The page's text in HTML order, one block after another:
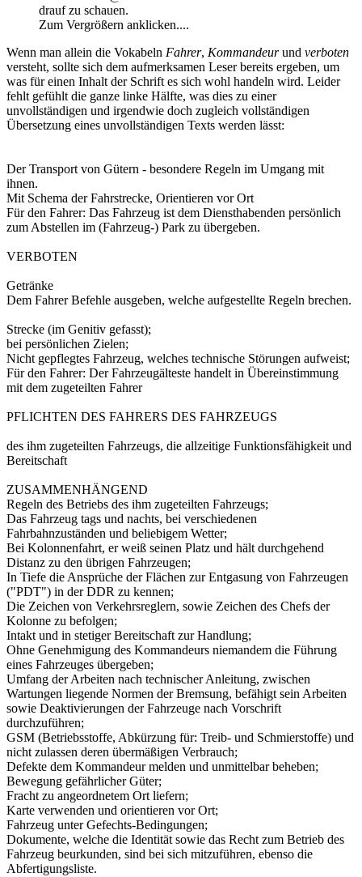
drauf zu schauen.
Zum Vergrößern anklicken....
Wenn man allein die Vokabeln Fahrer, Kommandeurund verboten
versteht, sollte sich dem aufmerksamen Leser bereits ergeben, um
was für einen Inhalt der Schrift es sich wohl handeln wird. Leider
fehlt gefühlt die ganze linke Hälfte, was dies zu einer
unvollständigen und irgendwie doch zugleich vollständigen
Übersetzung eines unvollständigen Texts werden lässt:
Der Transport von Gütern - besondere Regeln im Umgang mit
ihnen.
Mit Schema der Fahrstrecke, Orientieren vor Ort
Für den Fahrer: Das Fahrzeug ist dem Diensthabenden persönlich
zum Abstellen im (Fahrzeug-) Park zu übergeben.
VERBOTEN
Getränke
Dem Fahrer Befehle ausgeben, welche aufgestellte Regeln brechen.
Strecke (im Genitiv gefasst);
bei persönlichen Zielen;
Nicht gepflegtes Fahrzeug, welches technische Störungen aufweist;
Für den Fahrer: Der Fahrzeugälteste handelt in Übereinstimmung
mit dem zugeteilten Fahrer
PFLICHTEN DES FAHRERS DES FAHRZEUGS
des ihm zugeteilten Fahrzeugs, die allzeitige Funktionsfähigkeit und
Bereitschaft
ZUSAMMENHÄNGEND
Regeln des Betriebs des ihm zugeteilten Fahrzeugs;
Das Fahrzeug tags und nachts, bei verschiedenen
Fahrbahnzuständen und beliebigem Wetter;
Bei Kolonnenfahrt, er weiß seinen Platz und hält durchgehend
Distanz zu den übrigen Fahrzeugen;
In Tiefe die Ansprüche der Flächen zur Entgasung von Fahrzeugen
("PDT") in der DDR zu kennen;
Die Zeichen von Verkehrsreglern, sowie Zeichen des Chefs der
Kolonne zu befolgen;
Intakt und in stetiger Bereitschaft zur Handlung;
Ohne Genehmigung des Kommandeurs niemandem die Führung
eines Fahrzeuges übergeben;
Umfang der Arbeiten nach technischer Anleitung, zwischen
Wartungen liegende Normen der Bremsung, befähigt sein Arbeiten
sowie Deaktivierungen der Fahrzeuge nach Vorschrift
durchzuführen;
GSM (Betriebsstoffe, Abkürzung für: Treib- und Schmierstoffe) und
nicht zulassen deren übermäßigen Verbrauch;
Defekte dem Kommandeur melden und unmittelbar beheben;
Bewegung gefährlicher Güter;
Fracht zu angeordnetem Ort liefern;
Karte verwenden und orientieren vor Ort;
Fahrzeug unter Gefechts-Bedingungen;
Dokumente, welche die Identität sowie das Recht zum Betrieb des
Fahrzeug beurkunden, sind bei sich mitzuführen, ebenso die
Abfertigungsliste.